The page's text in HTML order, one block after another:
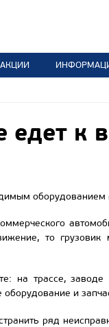
АКЦИИ
к
оборудованием
то
на трассе,
и
ряд